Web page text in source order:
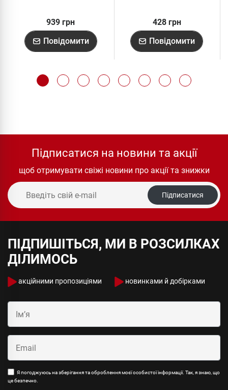
939 грн
Повідомити
428 грн
Повідомити
Підписатися на новини та акції
щоб отримувати свіжі новини про акції та знижки
Підписатися
ПІДПИШІТЬСЯ, МИ В РОЗСИЛКАХ
ДІЛИМОСЬ
акційними пропозиціями новинками й добірками
Я погоджуюсь на зберігання та оброблення моєї особистої інформації. Так, я знаю, що
це безпечно.